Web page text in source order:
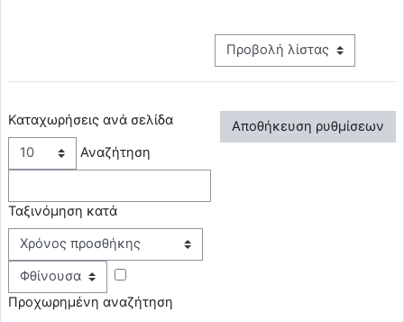
View mode tertiary navigation
Καταχωρήσεις ανά σελίδα
Αναζήτηση
Ταξινόμηση κατά
Προχωρημένη αναζήτηση